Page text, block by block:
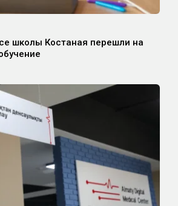
школы Костаная перешли на